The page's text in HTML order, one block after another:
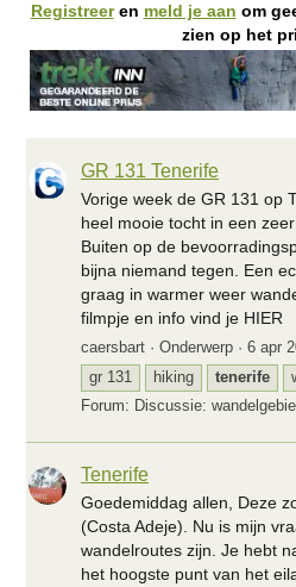
Registreeren meld je aan om
zien op het
GR 131 Tenerife
Vorige week de GR 131 op
heel mooie tocht in een
Buiten op de
bijna niemand tegen. Een
graag in warmer weer
filmpje en info vind je HIER
caersbart Onderwerp 6 apr
gr 131
hiking tenerife
Forum: Discussie:
Tenerife
Goedemiddag allen, Deze
(Costa Adeje). Nu is mijn
wandelroutes zijn. Je hebt
het hoogste punt van het